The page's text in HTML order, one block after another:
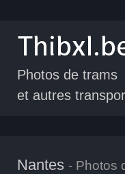
Photos de trams
et autres
Nantes - Photos